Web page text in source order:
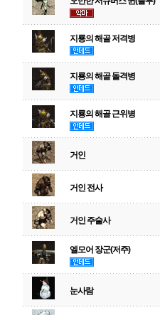
지룡의 해골 저격병
지룡의 해골 돌격병
지룡의 해골 근위병
거인
거인 전사
거인 주술사
엘모어 장군(저주)
눈사람